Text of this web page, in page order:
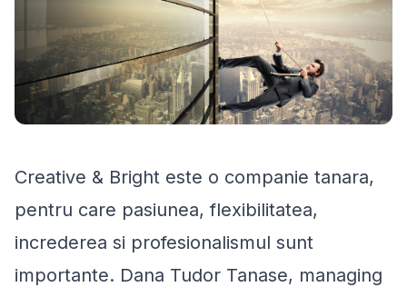
Creative & Bright este o companie tanara,
pentru care pasiunea, flexibilitatea,
increderea si profesionalismul sunt
importante. Dana Tudor Tanase, managing